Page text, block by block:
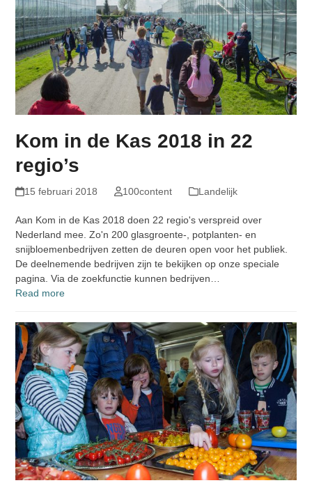
Kom in de Kas 2018 in 22
regio’s
15 februari 2018 100content Landelijk
Aan Kom in de Kas 2018 doen 22 regio's verspreid over
Nederland mee. Zo'n 200 glasgroente-, potplanten- en
snijbloemenbedrijven zetten de deuren open voor het publiek.
De deelnemende bedrijven zijn te bekijken op onze speciale
pagina. Via de zoekfunctie kunnen bedrijven…
Read more